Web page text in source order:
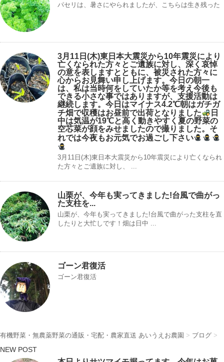
パセリは、暑さにやられましたが、こちらは生き残った
3月11日(木)東日本大震災から10年震災により
亡くなられた方々とご遺族に対し、深く哀悼
の意を表しますとともに、被災された方々に
心からお見舞い申し上げます。今日の朝一
は、私は当時何をしていたか等を考え今後も
できる小さな事ではありますが、支援活動は
継続します。今日はマイナス4.2℃朝はガチガ
チ畑で収穫はお昼前で出荷となりました
日
中は気温が19℃と高く動きやすく夏の野菜の
空芯菜が顔をみせましたので撮りました。そ
れでは今夜もお元気でお過ごし下さい
3月11日(木)東日本大震災から10年震災により亡くなられ
た方々とご遺族に対し、 ...
山栗が、今年も実ってきました!台風で曲がっ
た支柱を...
山栗が、今年も実ってきました!台風で曲がった支柱を直
したりと大忙しです！畑は日中 ...
ゴーン君復活
ゴーン君復活
有機野菜・無農薬野菜の通販・宅配・農家直送 あいうえお農園 > ブログ >
NEW POST